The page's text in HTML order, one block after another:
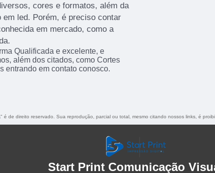
cores e formatos, além da
led. Porém, é preciso contar
em mercado, como a
Qualificada e excelente, e
além dos citados, como Cortes
entrando em contato conosco.
" é de direito reservado. Sua reprodução, parcial ou total, mesmo citando nossos links, é
Start Print Comunicação